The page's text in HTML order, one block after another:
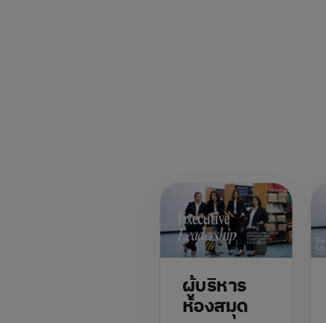
ผู้บริหาร
ห้องสมุด